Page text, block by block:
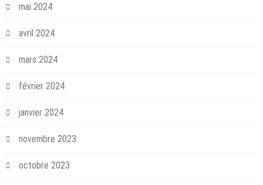
mai 2024
avril 2024
mars 2024
février 2024
janvier 2024
novembre 2023
octobre 2023